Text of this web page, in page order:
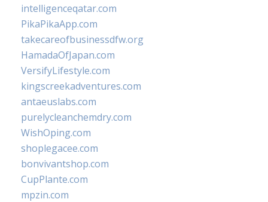
intelligenceqatar.com
PikaPikaApp.com
takecareofbusinessdfw.org
HamadaOfJapan.com
VersifyLifestyle.com
kingscreekadventures.com
antaeuslabs.com
purelycleanchemdry.com
WishOping.com
shoplegacee.com
bonvivantshop.com
CupPlante.com
mpzin.com